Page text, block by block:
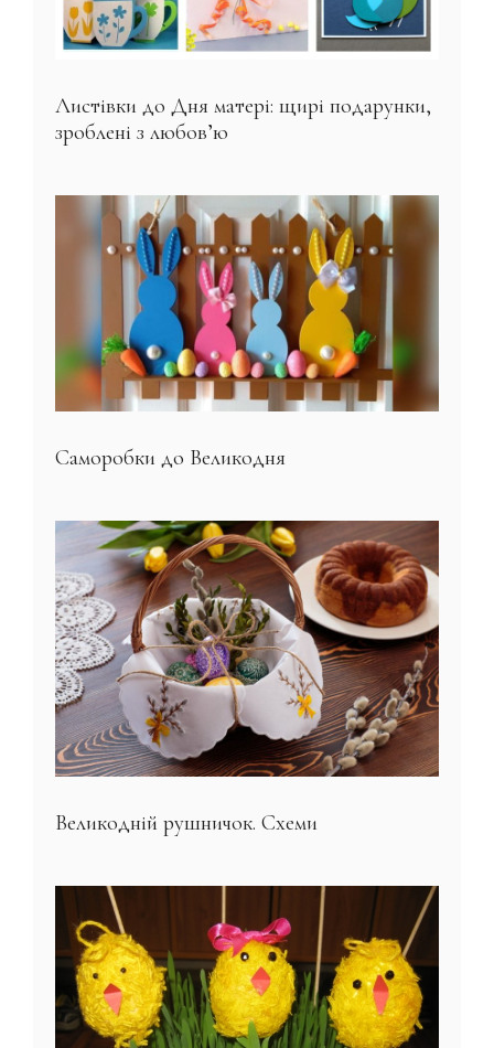
Листівки до Дня матері: щирі подарунки,
зроблені з любов’ю
Саморобки до Великодня
Великодній рушничок. Схеми